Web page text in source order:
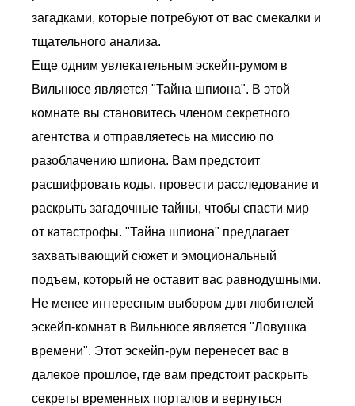
загадками, которые потребуют от вас смекалки и
тщательного анализа.
Еще одним увлекательным эскейп-румом в
Вильнюсе является "Тайна шпиона". В этой
комнате вы становитесь членом секретного
агентства и отправляетесь на миссию по
разоблачению шпиона. Вам предстоит
расшифровать коды, провести расследование и
раскрыть загадочные тайны, чтобы спасти мир
от катастрофы. "Тайна шпиона" предлагает
захватывающий сюжет и эмоциональный
подъем, который не оставит вас равнодушными.
Не менее интересным выбором для любителей
эскейп-комнат в Вильнюсе является "Ловушка
времени". Этот эскейп-рум перенесет вас в
далекое прошлое, где вам предстоит раскрыть
секреты временных порталов и вернуться